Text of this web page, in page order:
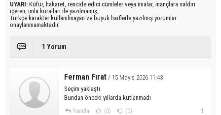
UYARI: Küfür, hakaret, rencide edici cümleler veya imalar, inançlara saldırı
içeren, imla kuralları ile yazılmamış,
Türkçe karakter kullanılmayan ve büyük harflerle yazılmış yorumlar
onaylanmamaktadır.
1 Yorum
Ferman Fırat / 15 Mayıs 2026 11:43
Seçim yaklaştı
Bundan önceki yıllarda kutlanmadı
Yanıtla (0) (0)